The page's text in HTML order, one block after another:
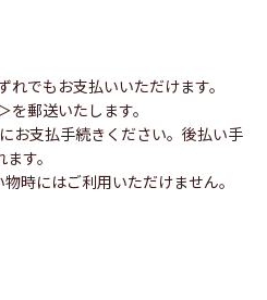
でもお支払いいただけます。
郵送いたします。
お支払手続きください。後払い手
す。
時にはご利用いただけません。